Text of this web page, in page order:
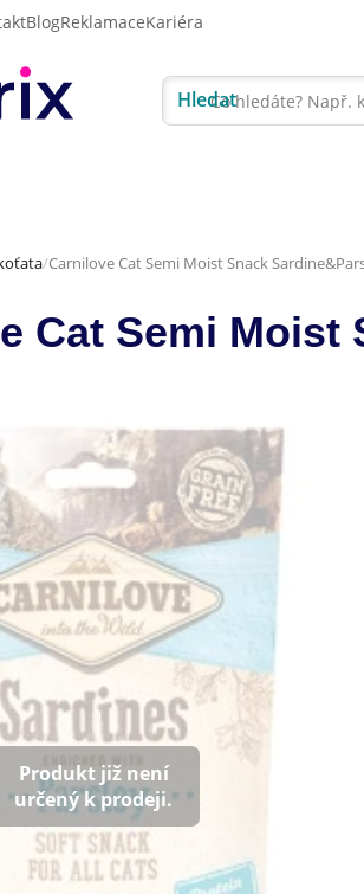
BlogReklamaceKariéra
Hledat
Carnilove Cat Semi Moist Snack
Cat Semi Moist
Produkt již není
určený k prodeji.